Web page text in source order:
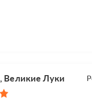
Великие Луки